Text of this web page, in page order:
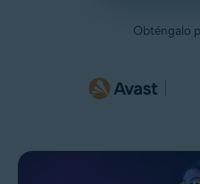
Obténgalo